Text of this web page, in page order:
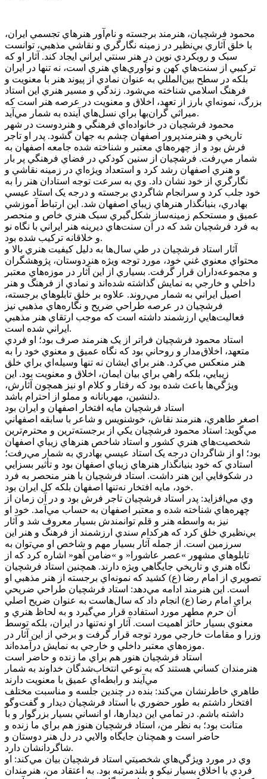
محمود فرشچيان، هنرمند برجسته و نام‌آور هنرهاي تجسمي ايران،
با خلق آثاري بي‌نظير در زمينه نگارگري و نقاشي مذهبي، توانست
سبک و رويکردي نوين در هنر سنتي ايراني ايجاد کند. آثار او که
ترکيبي از سنت‌هاي کهن و نوآوري‌هاي هنري است، نه تنها در ايران
بلکه در سطح بين‌المللي به عنوان نمادي از پيوند هنر با معنويت و
فرهنگ اسلامي شناخته مي‌شود. زندگي و مسير هنري اين استاد
بزرگ، نمونه‌اي بارز از تعهد، اخلاق و معنويت در عرصه هنر است که
ميراثي گران‌بها براي نسل‌هاي آينده به شمار مي‌آيد.
محمود فرشچيان در خانواده‌اي فرهنگي و هنردوست در شهر
تاريخي و هنرمندپرور اصفهان چشم به جهان گشود. پدر او تاجر
فرش بود و از چهره‌هاي معتبر و شناخته شده جامعه اصفهان به
شمار مي‌رفت. فرشچيان از سنين کودکي در فضاي فرهنگي پر بار
و هنري اصفهان رشد کرد و استعداد ويژه‌اي در زمينه نقاشي و
نگارگري از خود نشان داد. وي به سرعت توجه استادان هنر را به
خود جلب کرد و سرانجام شاگردي برجسته و درجه يک استاد عيسي
بهادري، بنيانگذار هنرهاي زيباي اصفهان شد. اين ارتباط آموزشي
عميق و مستحکم زمينه‌ساز شکل‌گيري سبک هنري خاص و منحصر
به فرد فرشچيان شد که در آن سنت‌هاي ديرينه هنر ايراني با نگاه نو
و خلاقانه ترکيب شده بود.
آثار استاد فرشچيان در طي سال‌ها به دليل کيفيت هنري بالا و
محتواي معنوي غني خود، مورد توجه ويژه هنردوستان، پژوهشگران
و مجموعه‌داران قرار گرفت. بسياري از اين آثار در موزه‌هاي معتبر
داخلي و خارجي به نمايش گذاشته شده‌اند و نمادي از فرهنگ و هنر
اصيل ايراني به شمار مي‌روند. علاوه بر خلق تابلوهاي برجسته،
فرشچيان در عرصه طراحي ضريح و نگاره‌هاي مذهبي نيز
فعاليت‌هايي ارزشمند داشته است که موجب ارتقاي هنر مذهبي
ايراني شده است.
استاد محمود فرشچيان فراتر از يک هنرمند صرف بود؛ او فردي
متعهد، اخلاق‌مدار و روحاني بود که نگاه عميق و معنوي خود را به
هنر منعکس مي‌کرد. هنر براي ايشان نه تنها وسيله‌اي براي خلق
زيبايي، بلکه راهي براي بيان ايمان، اخلاق و معنويت بود. اين
ويژگي‌ها باعث شده بود که رفتار و کلام او نيز همچون آثارش،
دلنشين، مهربانانه و مملو از احترام باشد.
استاد فرشچيان مايه افتخار اصفهان و ايران بود
اصغر طاهري، هنرمند نقاش، خوشنويس و شاعر با سابقه اصفهاني
مي‌گويد: استاد محمود فرشچيان يکي از برجسته‌ترين و محترم‌ترين
شخصيت‌هاي هنري کشور و استاد شاخص هنرهاي زيباي اصفهان
بود؛ او از شاگردان درجه يک استاد عيسي بهادري به شمار مي‌رفت؛
استادي که خود بنيانگذار هنرهاي زيباي اصفهان بود و تأثير بسزايي
در شکوفايي اين هنر داشت. استاد فرشچيان با هنر منحصر به فرد
خود، مايه افتخار نه‌تنها اصفهان بلکه کل ايران بود.
وي مي‌افزايد: پدر استاد فرشچيان تاجر فرش بود و در آن زمان از
چهره‌هاي شناخته شده و معتبر اصفهان به حساب مي‌آمد. خود او
نيز به واسطه هنر و قلم توانمندش بسيار معروف شد و آثار
بي‌نظيري خلق کرد که هرکدام سندي ارزشمند از فرهنگ و هنر اين
سرزمين است. از جمله آثار بسيار مهم و شاخص او مي‌توان به
تابلوهاي مشهور »عصر عاشورا« و »ضامن آهو« اشاره کرد که از
نگاه هنري و تاريخي جايگاهي ويژه دارند. همچنين استاد فرشچيان
تصويري از امام رضا (ع) کشيد که نمونه‌اي برجسته از هنر مذهبي او
است. اين هنرمند ادامه مي‌دهد: استاد فرشچيان طراحي ضريحي
براي امام رضا (ع) انجام داد که سال‌هاست به عنوان ضريح اصلي
آن حرم مطهر مورد استفاده قرار مي‌گيرد و به لحاظ هنري و
معنوي بسيار حائز اهميت است. آثار او نه‌تنها در ايران، بلکه توسط
وزرا و مقامات خارجي مورد توجه قرار گرفت و برخي از اين آثار در
موزه‌هاي معتبر داخلي و خارجي به نمايش درآمده‌اند.
استاد فرشچيان هنور هم براي ما زنده و حاضر است
هنرمندان کساني هستند که به نوعي انتخاب‌شدگان خداوند به شمار
مي‌آيند و رابطه‌اي عميق با معنويت دارند
طاهري خاطرنشان مي‌کند: بنده در چندين جلسه و مناسبت مختلف
افتخار داشتم به طور حضوري با استاد فرشچيان ديدار و گفت‌وگو
داشته باشم. در تمامي اين ديدارها، او انساني بسيار بزرگوار و با
متانت بود؛ به نظر من، استاد فرشچيان هنوز هم براي ما زنده و
حاضر است و همچنان جايگاه والايي در دل هنر دوستان و
شاگردانشان دارد.
وي در مورد ويژگي‌هاي شخصيتي استاد فرشچيان بيان مي‌کند: او
فردي با اخلاق بسيار نيکو و بلندمرتبه بود. به اعتقاد من، هنرمندان